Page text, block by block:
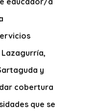
y
cobertura
que se